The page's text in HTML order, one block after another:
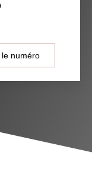
le numéro